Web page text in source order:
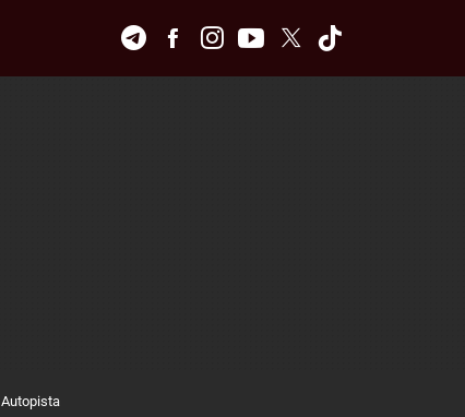
TelegramFacebookInstagramYoutubeTwitter
Autopista